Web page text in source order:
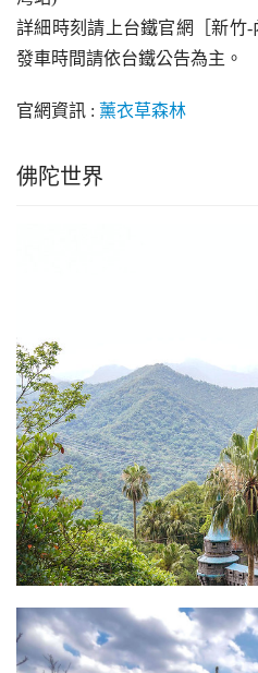
詳細時刻請上台鐵官網［新竹
發車時間請依台鐵公告為主。
官網資訊 : 薰衣草森林
佛陀世界